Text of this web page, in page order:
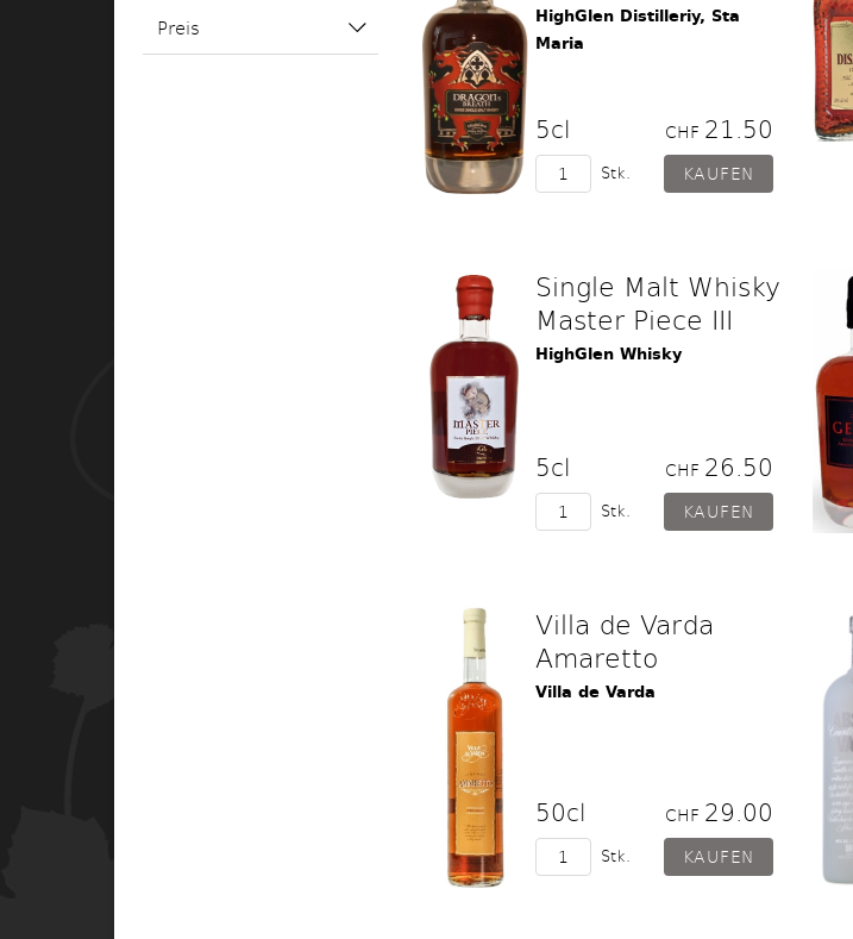
Preis
HighGlen Distilleriy, Sta
Maria
5cl CHF 21.50
Stk.
Single Malt Whisky
Master Piece III
HighGlen Whisky
5cl CHF 26.50
Stk.
Villa de Varda
Amaretto
Villa de Varda
50cl CHF 29.00
Stk.